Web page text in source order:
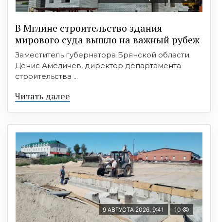
В Мглине строительство здания
мирового суда вышло на важный рубеж
Заместитель губернатора Брянской области
Денис Амеличев, директор департамента
строительства ...
Читать далее
9 АВГУСТА 2026, 9:41 10